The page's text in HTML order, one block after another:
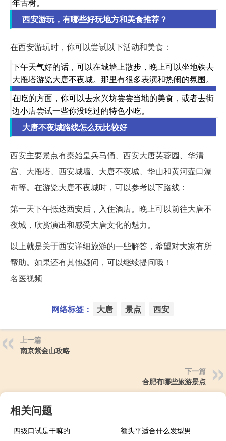
西安游玩，有哪些好玩地方和美食推荐？
在西安游玩时，你可以尝试以下活动和美食：
下午天气好的话，可以在城墙上散步，晚上可以坐地铁去
大雁塔游览大唐不夜城。那里有很多表演和热闹的氛围。
在吃的方面，你可以去永兴坊尝尝当地的美食，或者去街
边小店尝试一些你没吃过的特色小吃。
大唐不夜城路线怎么玩比较好
西安主要景点有秦始皇兵马俑、西安大唐芙蓉园、华清
宫、大雁塔、西安城墙、大唐不夜城、华山和黄河壶口瀑
布等。在游览大唐不夜城时，可以参考以下路线：
第一天下午抵达西安后，入住酒店。晚上可以前往大唐不
夜城，欣赏演出和感受大唐文化的魅力。
以上就是关于西安详细旅游的一些解答，希望对大家有所
帮助。如果还有其他疑问，可以继续提问哦！
名医视频
网络标签： 大唐 景点 西安
上一篇
南京紫金山攻略
下一篇
合肥有哪些旅游景点
相关问题
四级口试是干嘛的
额头平适合什么发型男